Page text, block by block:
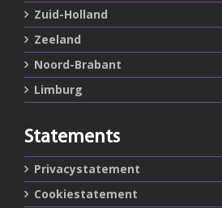
Zuid-Holland
Zeeland
Noord-Brabant
Limburg
Statements
Privacystatement
Cookiestatement